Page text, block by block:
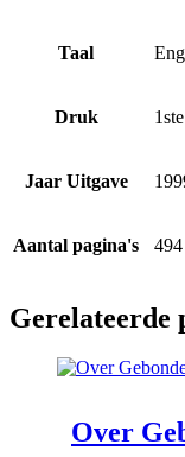
Taal
Druk
Jaar Uitgave
Aantal pagina's
Gerelateerde
Over